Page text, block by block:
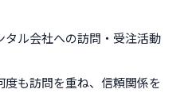
ル会社への訪問・受注活動
度も訪問を重ね、信頼関係を